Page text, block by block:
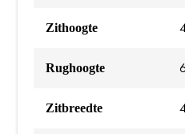
Zithoogte
Rughoogte
Zitbreedte